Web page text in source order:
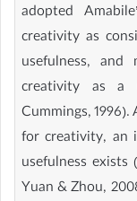
adopted
creativity as
usefulness, and
creativity as a
Cummings,
for creativity, an
usefulness
Yuan & Zhou,